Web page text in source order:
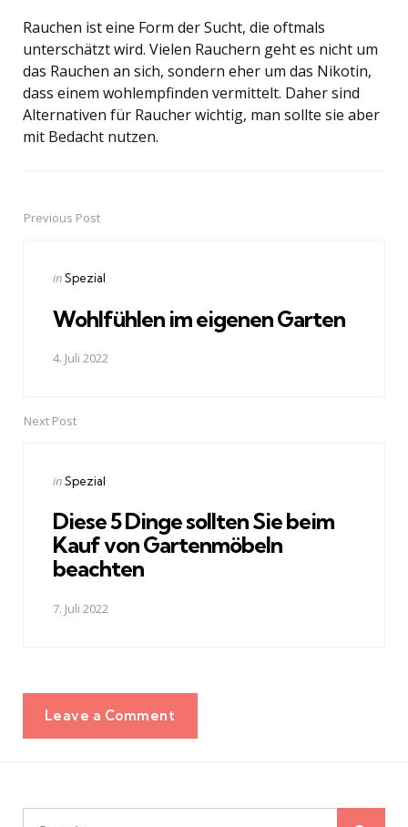
Rauchen ist eine Form der Sucht, die oftmals
unterschätzt wird. Vielen Rauchern geht es nicht um
das Rauchen an sich, sondern eher um das Nikotin,
dass einem wohlempfinden vermittelt. Daher sind
Alternativen für Raucher wichtig, man sollte sie aber
mit Bedacht nutzen.
PostPrevious Post
Posted
inSpezial
Wohlfühlen im eigenen Garten
4. Juli 2022
Next Post
Posted
inSpezial
Diese 5 Dinge sollten Sie beim
Kauf von Gartenmöbeln
beachten
7. Juli 2022
Leave a Comment